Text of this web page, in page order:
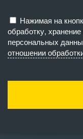
Нажимая на
обработку,
персональных
отношении